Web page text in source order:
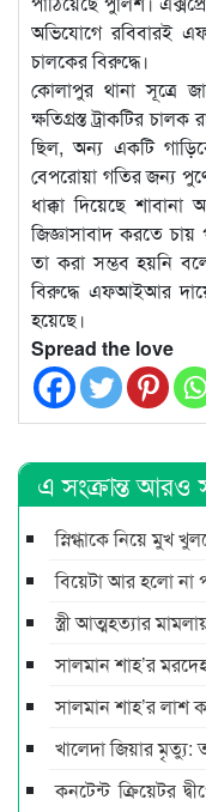
অভিযোগে রবিবারই
চালকের বিরুদ্ধে।
কোলাপুর থানা সূত্রে
ক্ষতিগ্রস্ত ট্রাকটির
ছিল, অন্য একটি
বেপরোয়া গতির জন্য
ধাক্কা দিয়েছে
জিজ্ঞাসাবাদ করতে
তা করা সম্ভব হয়নি
বিরুদ্ধে এফআইআর
হয়েছে।
Spread the love
এ সংক্রান্ত আরও
স্নিগ্ধাকে নিয়ে মুখ
বিয়েটা আর হলো না
স্ত্রী আত্মহত্যার
সালমান শাহ’র
সালমান শাহ’র লাশ
খালেদা জিয়ার মৃত্যু:
কনটেন্ট ক্রিয়েটর